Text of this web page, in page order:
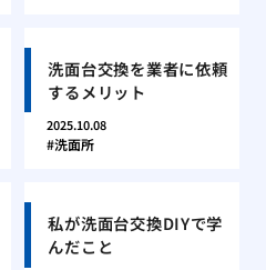
洗面台交換を業者に依頼
するメリット
2025.10.08
洗面所
私が洗面台交換DIYで学
んだこと